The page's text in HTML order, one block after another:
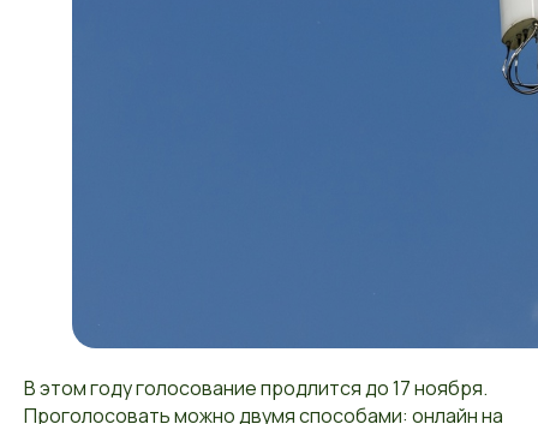
В этом году голосование продлится до 17 ноября.
Проголосовать можно двумя способами: онлайн на